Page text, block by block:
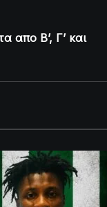
απο Β’, Γ’ και